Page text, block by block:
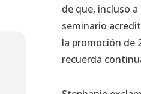
de que, incluso
seminario
la promoción de
recuerda